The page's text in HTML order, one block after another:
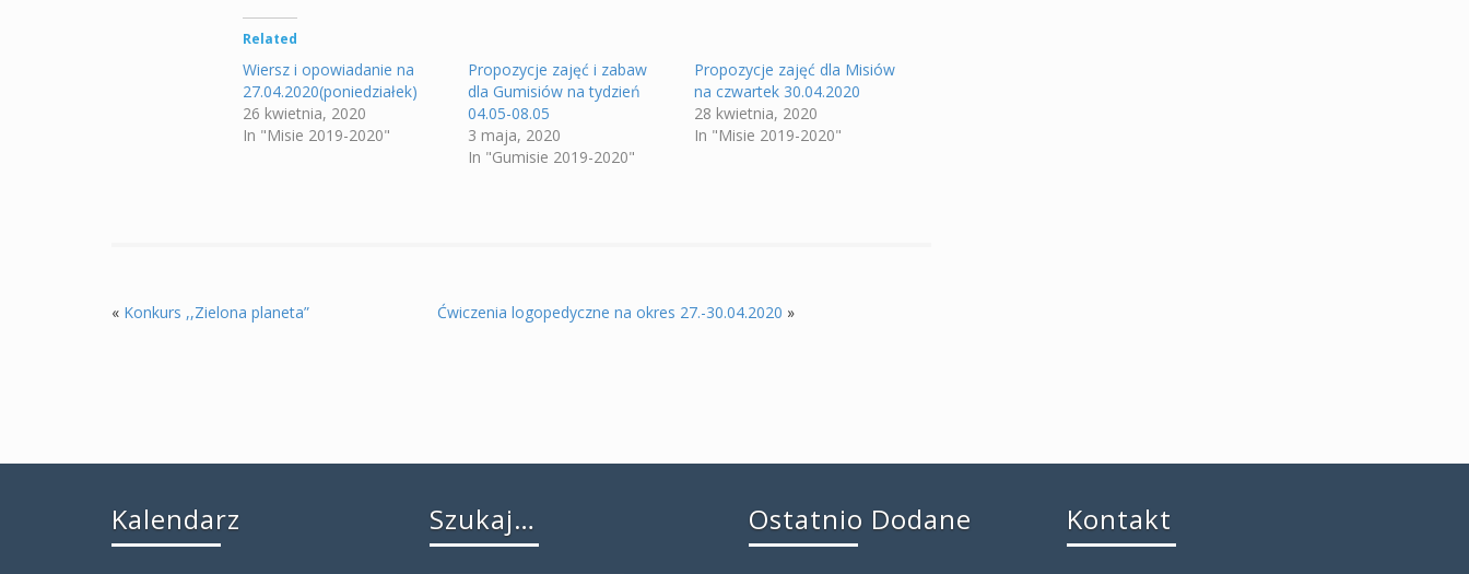
Related
Wiersz i opowiadanie na
27.04.2020(poniedziałek)
26 kwietnia, 2020
In "Misie 2019-2020"
Propozycje zajęć i zabaw
dla Gumisiów na tydzień
04.05-08.05
3 maja, 2020
In "Gumisie 2019-2020"
Propozycje zajęć dla Misiów
na czwartek 30.04.2020
28 kwietnia, 2020
In "Misie 2019-2020"
« Konkurs ,,Zielona planeta” Ćwiczenia logopedyczne na okres 27.-30.04.2020 »
Kalendarz Szukaj… Ostatnio Dodane Kontakt